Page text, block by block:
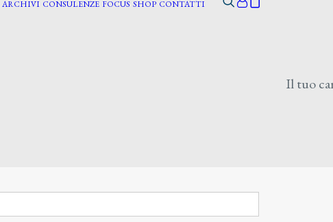
ARCHIVI CONSULENZE FOCUS SHOP CONTATTI
Il tuo